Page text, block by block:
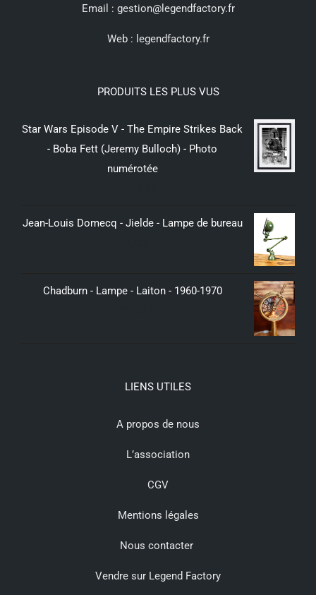
Email : gestion@legendfactory.fr
Web : legendfactory.fr
PRODUITS LES PLUS VUS
Star Wars Episode V - The Empire Strikes Back
- Boba Fett (Jeremy Bulloch) - Photo
numérotée
Jean-Louis Domecq - Jielde - Lampe de bureau
Chadburn - Lampe - Laiton - 1960-1970
LIENS UTILES
A propos de nous
L’association
CGV
Mentions légales
Nous contacter
Vendre sur Legend Factory